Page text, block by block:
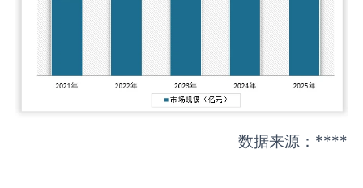
数据来源：****